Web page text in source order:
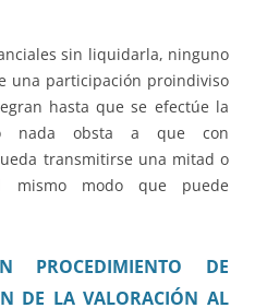
sin liquidarla, ninguno
una participación proindiviso
hasta que se efectúe la
nada obsta a que con
transmitirse una mitad o
mismo modo que puede
PROCEDIMIENTO DE
DE LA VALORACIÓN AL